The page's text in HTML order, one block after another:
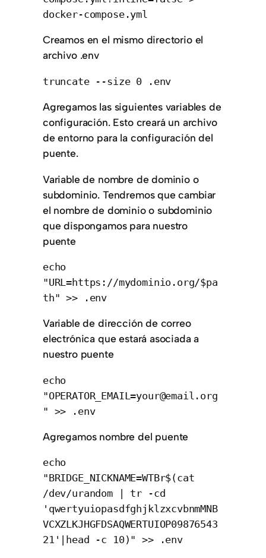
docker-compose.yml
Creamos en el mismo directorio el
archivo .env
truncate --size 0 .env
Agregamos las siguientes variables de
configuración. Esto creará un archivo
de entorno para la configuración del
puente.
Variable de nombre de dominio o
subdominio. Tendremos que cambiar
el nombre de dominio o subdominio
que dispongamos para nuestro
puente
echo
"URL=https://mydominio.org/$pa
th" >> .env
Variable de dirección de correo
electrónica que estará asociada a
nuestro puente
echo
"OPERATOR_EMAIL=your@email.org
" >> .env
Agregamos nombre del puente
echo
"BRIDGE_NICKNAME=WTBr$(cat
/dev/urandom | tr -cd
'qwertyuiopasdfghjklzxcvbnmMNB
VCXZLKJHGFDSAQWERTUIOP09876543
21'|head -c 10)" >> .env